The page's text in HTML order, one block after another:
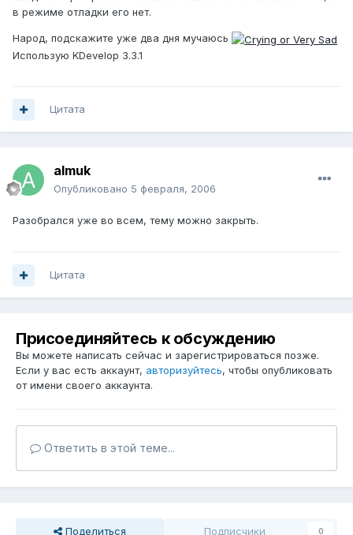
в режиме отладки его нет.
Народ, подскажите уже два дня мучаюсь
Использую KDevelop 3.3.1
Цитата
almuk
Опубликовано 5 февраля, 2006
Разобрался уже во всем, тему можно закрыть.
Цитата
Присоединяйтесь к обсуждению
Вы можете написать сейчас и зарегистрироваться позже.
Если у вас есть аккаунт, авторизуйтесь, чтобы опубликовать
от имени своего аккаунта.
Ответить в этой теме...
Поделиться Подписчики 0